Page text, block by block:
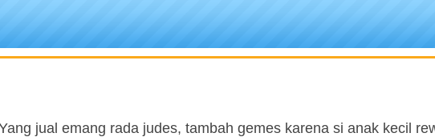
jual emang rada judes, tambah gemes karena si anak kecil